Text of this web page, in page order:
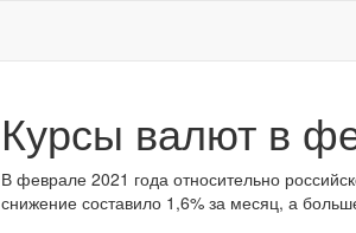
Курсы валют в
В феврале 2021 года относительно
снижение составило 1,6% за месяц, а